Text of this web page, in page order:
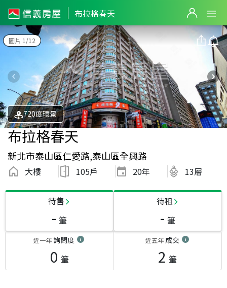
布拉格春天
圖片 1/12
720度環景
布拉格春天
新北市泰山區仁愛路,泰山區全興路
大樓 105戶 20年 13層
待售
- 筆
待租
- 筆
近一年詢問度
0 筆
近五年成交
2 筆